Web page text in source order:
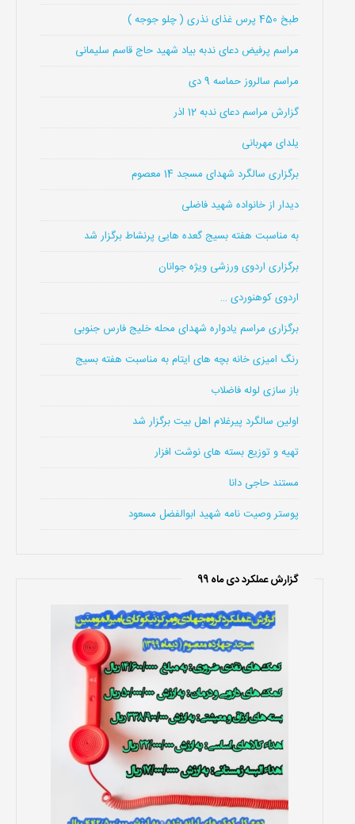
طبخ 450 پرس غذای نذری ( چلو جوجه )
مراسم پرفیض دعای ندبه بیاد شهید حاج قاسم سلیمانی
مراسم سالروز حماسه 9 دی
گزارش مراسم دعای ندبه 12 اذر
یلدای مهربانی
برگزاری سالگرد شهدای مسجد 14 معصوم
دیدار از خانواده شهید فاضلی
به مناسبت هفته بسیج گعده هایی پرنشاط برگزار شد
برگزاری اردوی ورزشی ویژه جوانان
اردوی کوهنوردی …
برگزاری مراسم یادواره شهدای محله خلیج فارس جنوبی
رنگ امیزی خانه بچه های ایتام به مناسبت هفته بسیج
باز سازی لوله فاضلاب
اولین سالگرد پیرغلام اهل بیت برگزار شد
تهیه و توزیع بسته های نوشت افزار
مستند حاجی دانا
پوستر وصیت نامه شهید ابوالفضل مسعود
گزارش عملکرد دی ماه 99